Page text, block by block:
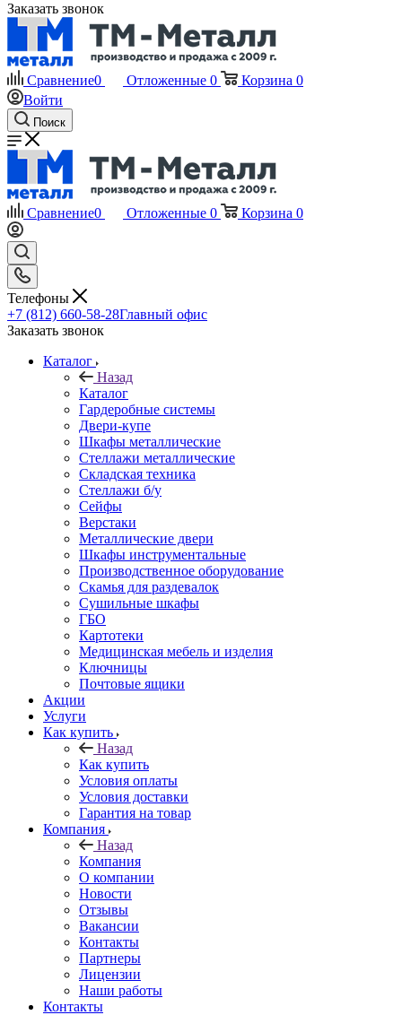
Заказать звонок
Сравнение0 Отложенные 0 Корзина 0
Войти
Поиск
Сравнение0 Отложенные 0 Корзина 0
Телефоны
+7 (812) 660-58-28Главный офис
Заказать звонок
Каталог
Назад
Каталог
Гардеробные системы
Двери-купе
Шкафы металлические
Стеллажи металлические
Складская техника
Стеллажи б/у
Сейфы
Верстаки
Металлические двери
Шкафы инструментальные
Производственное оборудование
Скамья для раздевалок
Сушильные шкафы
ГБО
Картотеки
Медицинская мебель и изделия
Ключницы
Почтовые ящики
Акции
Услуги
Как купить
Назад
Как купить
Условия оплаты
Условия доставки
Гарантия на товар
Компания
Назад
Компания
О компании
Новости
Отзывы
Вакансии
Контакты
Партнеры
Лицензии
Наши работы
Контакты